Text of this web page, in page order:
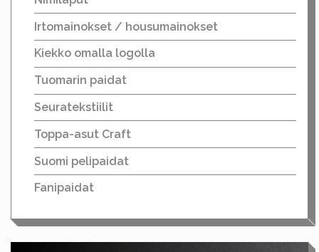
Irtomainokset / housumainokset
Kiekko omalla logolla
Tuomarin paidat
Seuratekstiilit
Toppa-asut Craft
Suomi pelipaidat
Fanipaidat